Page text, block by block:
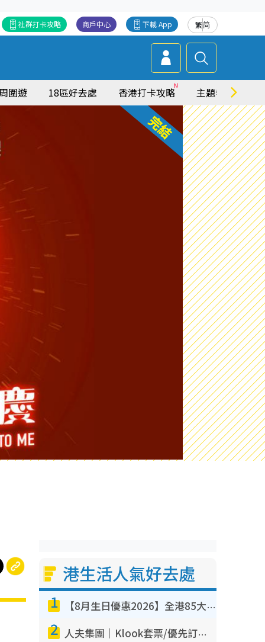
繁简
下載 App
商戶中心
社群打卡攻略
圍遊 18區好去處 香港打卡攻略 主題特集
港生活人氣好去處
1 【8月生日優惠2026】全港85大食買玩著數攻略 自助餐/火鍋放題同行免費＋誠品/DONKI送現金券
2 人夫集團｜Klook套票/優先訂票/公開發售搶飛攻略！附票價.購票連結.場地座位表